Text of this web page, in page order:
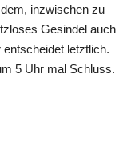
inzwischen zu
Gesindel auch
entscheidet letztlich.
5 Uhr mal Schluss.